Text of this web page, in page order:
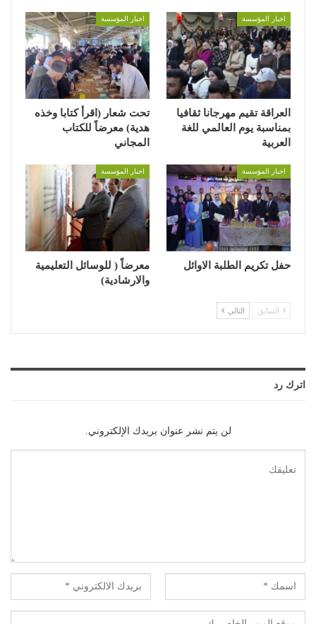
اخبار المؤسسة
العراقة تقيم مهرجانا ثقافيا
بمناسبة يوم العالمي للغة
العربية
اخبار المؤسسة
تحت شعار (اقرأ كتابا وخذه
هدية) معرضاً للكتاب
المجاني
اخبار المؤسسة
حفل تكريم الطلبة الاوائل
اخبار المؤسسة
معرضاً ( للوسائل التعليمية
والارشادية)
السابق التالي
اترك رد
لن يتم نشر عنوان بريدك الإلكتروني.